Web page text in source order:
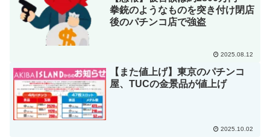
拳銃のようなものを突き付け閉店
後のパチンコ店で強盗
2025.08.12
【また値上げ】東京のパチンコ
屋、TUCの金景品が値上げ
2025.10.02